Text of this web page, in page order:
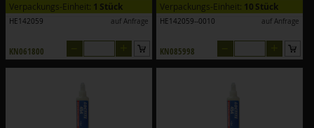
Verpackungs-Einheit: 1 Stück
HE142059 auf Anfrage
KN061800
Verpackungs-Einheit: 10 Stück
HE142059--0010 auf Anfrage
KN085998